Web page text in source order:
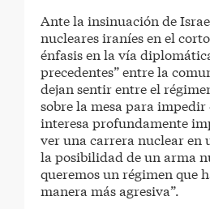
Ante la insinuación de
nucleares iraníes en el
énfasis en la vía
precedentes” entre la
dejan sentir entre el
sobre la mesa para
interesa profundamente
ver una carrera nuclear en
la posibilidad de un arma
queremos un régimen que
manera más agresiva”.